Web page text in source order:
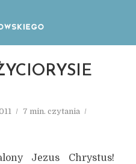
7 min. czytania
Jezus Chrystus!